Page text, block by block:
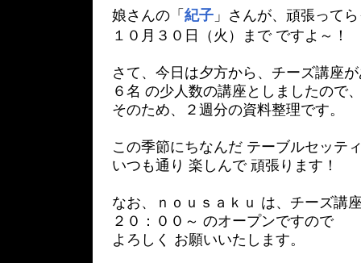
娘さんの「 紀子 」さんが、頑張って
１０月３０日（火）まで ですよ～！
さて、今日は夕方から、チーズ講座
６名 の少人数の講座としましたので
そのため、２週分の資料整理です。
この季節にちなんだ テーブルセッテ
いつも通り 楽しんで 頑張ります！
なお、ｎｏｕｓａｋｕ は、チーズ講
２０：００～ のオープンですので
よろしく お願いいたします。